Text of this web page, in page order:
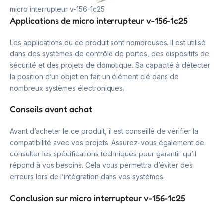
micro interrupteur v-156-1c25
Applications de micro interrupteur v-156-1c25
Les applications du ce produit sont nombreuses. Il est utilisé
dans des systèmes de contrôle de portes, des dispositifs de
sécurité et des projets de domotique. Sa capacité à détecter
la position d’un objet en fait un élément clé dans de
nombreux systèmes électroniques.
Conseils avant achat
Avant d’acheter le ce produit, il est conseillé de vérifier la
compatibilité avec vos projets. Assurez-vous également de
consulter les spécifications techniques pour garantir qu’il
répond à vos besoins. Cela vous permettra d’éviter des
erreurs lors de l’intégration dans vos systèmes.
Conclusion sur micro interrupteur v-156-1c25